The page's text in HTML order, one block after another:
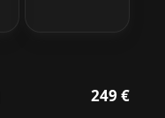
249 €